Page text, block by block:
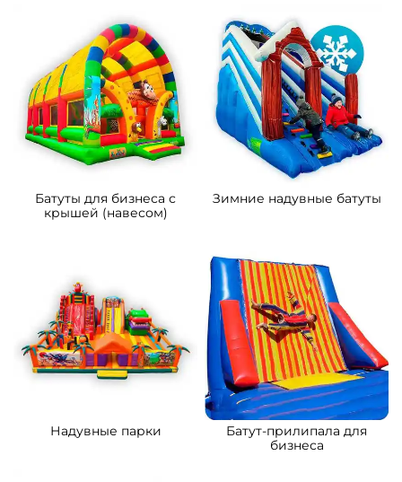
Батуты для бизнеса с
крышей (навесом)
Зимние надувные батуты
Надувные парки
Батут-прилипала для
бизнеса